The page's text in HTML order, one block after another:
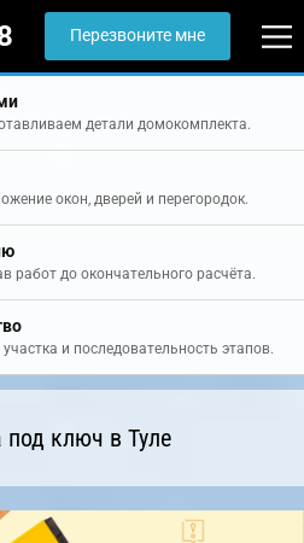
Перезвоните мне
детали домокомплекта.
окон, дверей и перегородок.
работ до окончательного расчёта.
и последовательность этапов.
ключ в Туле